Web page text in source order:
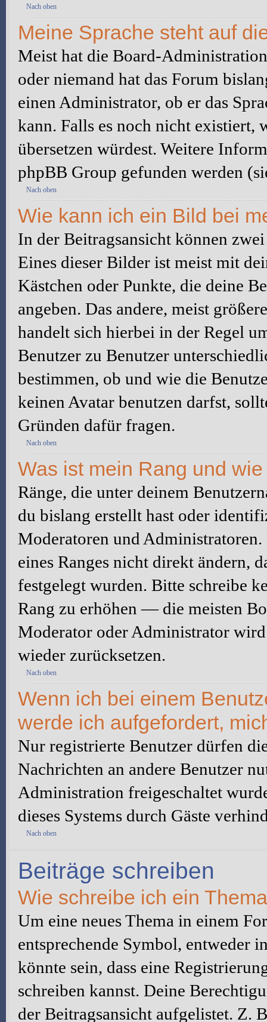
Nach oben
Meine Sprache steht auf
Meist hat die Board-
oder niemand hat das Forum
einen Administrator, ob er das
kann. Falls es noch nicht existiert,
übersetzen würdest. Weitere
phpBB Group gefunden werden
Nach oben
Wie kann ich ein Bild bei
In der Beitragsansicht können
Eines dieser Bilder ist meist mit
Kästchen oder Punkte, die deine
angeben. Das andere, meist
handelt sich hierbei in der Regel
Benutzer zu Benutzer
bestimmen, ob und wie die
keinen Avatar benutzen darfst,
Gründen dafür fragen.
Nach oben
Was ist mein Rang und
Ränge, die unter deinem
du bislang erstellt hast oder
Moderatoren und
eines Ranges nicht direkt ändern,
festgelegt wurden. Bitte schreibe
Rang zu erhöhen — die meisten
Moderator oder Administrator
wieder zurücksetzen.
Nach oben
Wenn ich bei einem
werde ich aufgefordert,
Nur registrierte Benutzer dürfen
Nachrichten an andere Benutzer
Administration freigeschaltet
dieses Systems durch Gäste
Nach oben
Beiträge schreiben
Wie schreibe ich ein
Um eine neues Thema in einem
entsprechende Symbol, entweder
könnte sein, dass eine
schreiben kannst. Deine
der Beitragsansicht aufgelistet. Z.